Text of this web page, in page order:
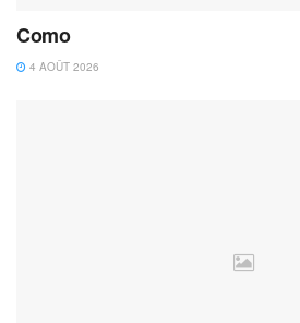
Como
4 AOÛT 2026